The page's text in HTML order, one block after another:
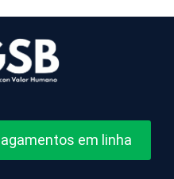
em linha